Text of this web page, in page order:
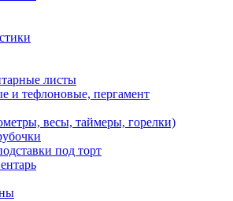
листы
и тефлоновые, пергамент
весы, таймеры, горелки)
под торт